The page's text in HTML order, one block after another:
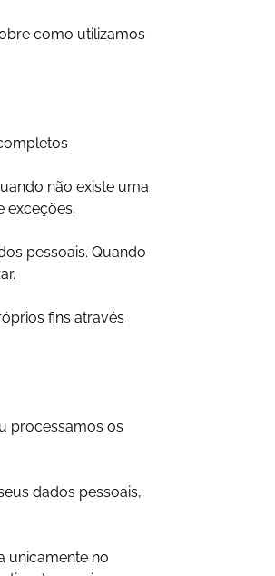
como utilizamos
não existe uma
exceções.
pessoais. Quando
fins através
processamos os
dados pessoais,
unicamente no